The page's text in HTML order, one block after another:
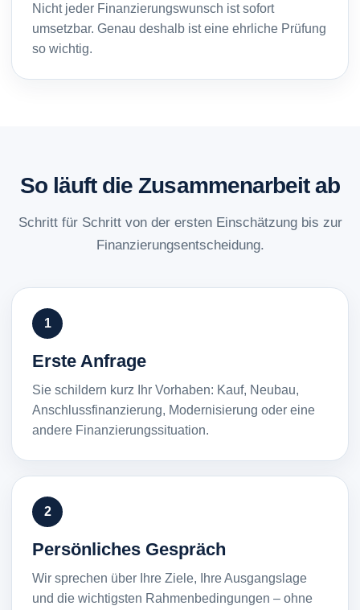
Nicht jeder Finanzierungswunsch ist sofort
umsetzbar. Genau deshalb ist eine ehrliche Prüfung
so wichtig.
So läuft die Zusammenarbeit ab
Schritt für Schritt von der ersten Einschätzung bis zur
Finanzierungsentscheidung.
1
Erste Anfrage
Sie schildern kurz Ihr Vorhaben: Kauf, Neubau,
Anschlussfinanzierung, Modernisierung oder eine
andere Finanzierungssituation.
2
Persönliches Gespräch
Wir sprechen über Ihre Ziele, Ihre Ausgangslage
und die wichtigsten Rahmenbedingungen – ohne